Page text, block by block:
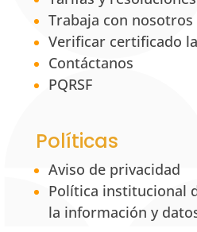
Trabaja con nosotros
Verificar certificado
Contáctanos
PQRSF
Políticas
Aviso de privacidad
Política institucional
la información y